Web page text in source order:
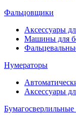
Фальцовщики
Аксессуары
Машины для
Нумераторы
Аксессуары